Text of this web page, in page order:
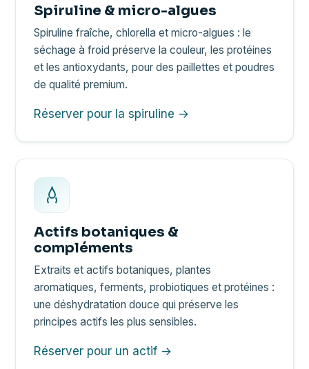
Spiruline & micro-algues
Spiruline fraîche, chlorella et micro-algues : le
séchage à froid préserve la couleur, les protéines
et les antioxydants, pour des paillettes et poudres
de qualité premium.
Réserver pour la spiruline →
Actifs botaniques &
compléments
Extraits et actifs botaniques, plantes
aromatiques, ferments, probiotiques et protéines :
une déshydratation douce qui préserve les
principes actifs les plus sensibles.
Réserver pour un actif →